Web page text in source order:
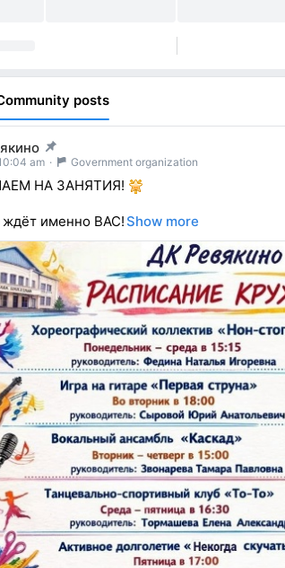
posts
am · Government organization
НА ЗАНЯТИЯ!
именно ВАС!Show more